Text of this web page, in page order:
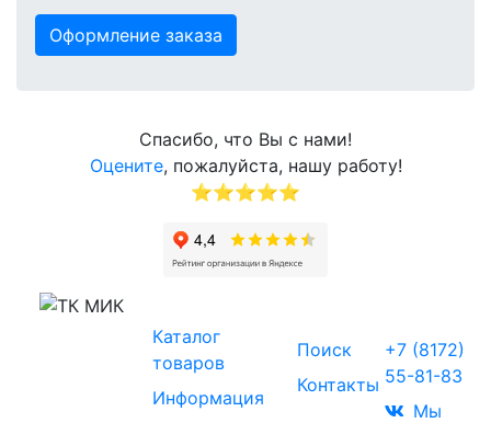
Оформление заказа
Спасибо, что Вы с нами!
Оцените, пожалуйста, нашу работу!
⭐⭐⭐⭐⭐
Каталог
товаров
Информация
Поиск
Контакты
+7 (8172)
55-81-83
Мы